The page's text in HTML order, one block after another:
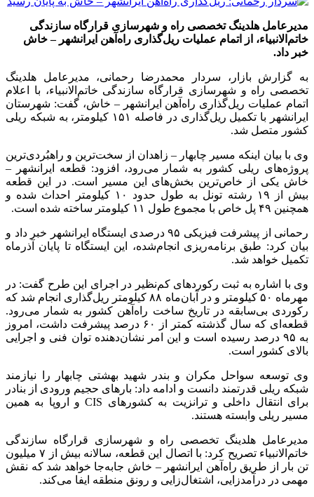
مدیرعامل هلدینگ تخصصی راه و شهرسازی قرارگاه سازندگی
خاتم‌الانبیاء، از اتمام عملیات ریل‌گذاری راه‌آهن ایرانشهر – خاش
خبر داد.
به گزارش بازار، سردار محمدرضا رحمانی، مدیرعامل هلدینگ
تخصصی راه و شهرسازی قرارگاه سازندگی خاتم‌الانبیاء، با اعلام
اتمام عملیات ریل‌گذاری راه‌آهن ایرانشهر – خاش، گفت: شهرستان
ایرانشهر با تکمیل ریل‌گذاری در فاصله ۱۵۱ کیلومتر، به شبکه ریلی
کشور متصل شد.
وی با بیان اینکه مسیر چابهار – زاهدان از سخت‌ترین و راهبُردی‌ترین
پروژه‌های ریلی کشور به شمار می‌رود، افزود: قطعه ایرانشهر –
خاش یکی از خاص‌ترین بخش‌های این مسیر است. در این قطعه
بیش از ۱۹ رشته تونل به طول حدود ۱۰ کیلومتر احداث شده و
همچنین ۴۹ پل خاص با مجموع طول ۱۱ کیلومتر ساخته شده است.
رحمانی از پیشرفت فیزیکی ۹۵ درصدی ایستگاه ایرانشهر خبر داد و
بیان کرد: طبق برنامه‌ریزی انجام‌شده، این ایستگاه تا پایان آذرماه
تکمیل خواهد شد.
وی با اشاره به ثبت رکوردهای کم‌نظیر در اجرای این طرح گفت: در
مهرماه ۵۰ کیلومتر و در آبان‌ماه ۸۸ کیلومتر ریل‌گذاری انجام شد که
رکوردی بی‌سابقه در تاریخ ساخت راه‌آهن کشور به شمار می‌رود.
قطعه‌ای که سال گذشته کمتر از ۶۰ درصد پیشرفت داشت، امروز
به ۹۵ درصد رسیده است و این امر نشان‌دهنده توان فنی و اجرایی
بالای کشور است.
وی توسعه سواحل مکران و بندر شهید بهشتی چابهار را نیازمند
شبکه ریلی قدرتمند دانست و ادامه داد: بارهای حجیم ورودی از بنادر
برای انتقال داخلی و ترانزیت به کشورهای CIS و اروپا به همین
مسیر ریلی وابسته هستند.
مدیرعامل هلدینگ تخصصی راه و شهرسازی قرارگاه سازندگی
خاتم‌الانبیاء تصریح کرد: با اتصال این قطعه، سالانه بیش از ۷ میلیون
تن بار از طریق راه‌آهن ایرانشهر – خاش جابه‌جا خواهد شد که نقش
مهمی در درآمدزایی، اشتغال‌زایی و رونق منطقه ایفا می‌کند.